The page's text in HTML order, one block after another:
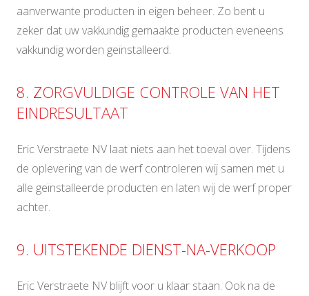
aanverwante producten in eigen beheer. Zo bent u
zeker dat uw vakkundig gemaakte producten eveneens
vakkundig worden geïnstalleerd.
8. ZORGVULDIGE CONTROLE VAN HET
EINDRESULTAAT
Eric Verstraete NV laat niets aan het toeval over. Tijdens
de oplevering van de werf controleren wij samen met u
alle geïnstalleerde producten en laten wij de werf proper
achter.
9. UITSTEKENDE DIENST-NA-VERKOOP
Eric Verstraete NV blijft voor u klaar staan. Ook na de